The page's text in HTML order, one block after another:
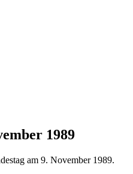
1989
am 9. November 1989.